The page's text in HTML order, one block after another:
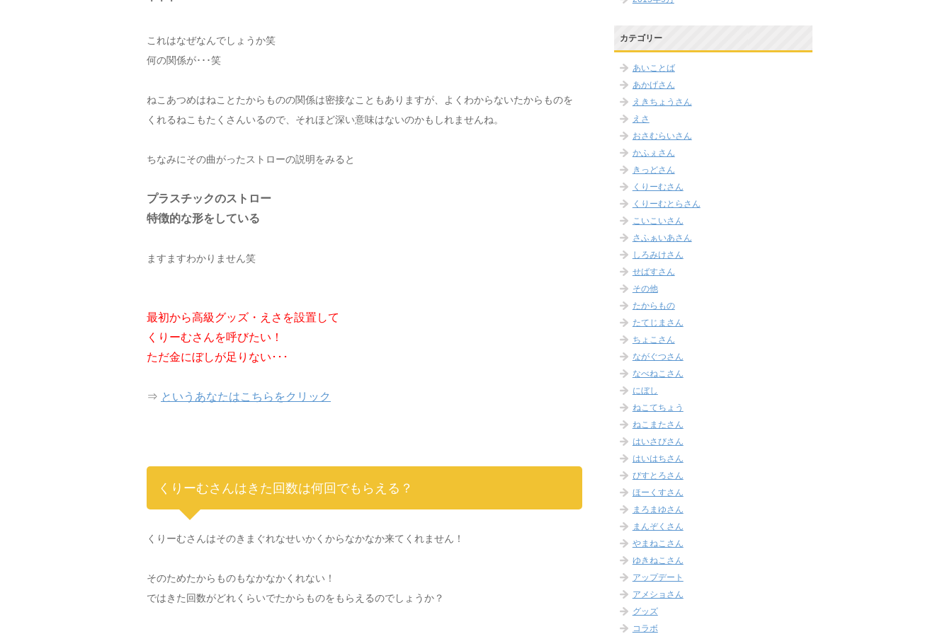
これはなぜなんでしょうか笑
何の関係が･･･笑
ねこあつめはねことたからものの関係は密接なこともありますが、よくわからないたからものを
くれるねこもたくさんいるので、それほど深い意味はないのかもしれませんね。
ちなみにその曲がったストローの説明をみると
プラスチックのストロー
特徴的な形をしている
ますますわかりません笑
最初から高級グッズ・えさを設置して
くりーむさんを呼びたい！
ただ金にぼしが足りない･･･
⇒ というあなたはこちらをクリック
くりーむさんはきた回数は何回でもらえる？
くりーむさんはそのきまぐれなせいかくからなかなか来てくれません！
そのためたからものもなかなかくれない！
ではきた回数がどれくらいでたからものをもらえるのでしょうか？
カテゴリー
あいことば
あかげさん
えきちょうさん
えさ
おさむらいさん
かふぇさん
きっどさん
くりーむさん
くりーむとらさん
こいこいさん
さふぁいあさん
しろみけさん
せばすさん
その他
たからもの
たてじまさん
ちょこさん
ながぐつさん
なべねこさん
にぼし
ねこてちょう
ねこまたさん
はいさびさん
はいはちさん
びすとろさん
ほーくすさん
まろまゆさん
まんぞくさん
やまねこさん
ゆきねこさん
アップデート
アメショさん
グッズ
コラボ